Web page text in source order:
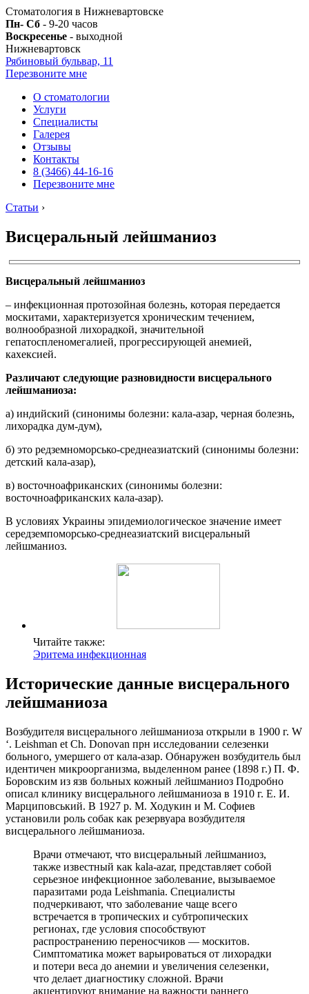
Стоматология в Нижневартовске
Пн- Сб - 9-20 часов
Воскресенье - выходной
Нижневартовск
Рябиновый бульвар, 11
Перезвоните мне
О стоматологии
Услуги
Специалисты
Галерея
Отзывы
Контакты
8 (3466) 44-16-16
Перезвоните мне
Статьи ›
Висцеральный лейшманиоз
Висцеральный лейшманиоз
– инфекционная протозойная болезнь, которая передается
москитами, характеризуется хроническим течением,
волнообразной лихорадкой, значительной
гепатоспленомегалией, прогрессирующей анемией,
кахексией.
Различают следующие разновидности висцерального
лейшманиоза:
а) индийский (синонимы болезни: кала-азар, черная болезнь,
лихорадка дум-дум),
б) это редземноморсько-среднеазиатский (синонимы болезни:
детский кала-азар),
в) восточноафриканских (синонимы болезни:
восточноафриканских кала-азар).
В условиях Украины эпидемиологическое значение имеет
середземпоморсько-среднеазиатский висцеральный
лейшманиоз.
Читайте также:
Эритема инфекционная
Исторические данные висцерального
лейшманиоза
Возбудителя висцерального лейшманиоза открыли в 1900 г. W
‘. Leishman et Ch. Donovan прн исследовании селезенки
больного, умершего от кала-азар. Обнаружен возбудитель был
идентичен микроорганизма, выделенном ранее (1898 г.) П. Ф.
Боровским из язв больных кожный лейшманиоз Подробно
описал клинику висцерального лейшманиоза в 1910 г. Е. И.
Марциповський. В 1927 p. М. Ходукин и М. Софиев
установили роль собак как резервуара возбудителя
висцерального лейшманиоза.
Врачи отмечают, что висцеральный лейшманиоз,
также известный как kala-azar, представляет собой
серьезное инфекционное заболевание, вызываемое
паразитами рода Leishmania. Специалисты
подчеркивают, что заболевание чаще всего
встречается в тропических и субтропических
регионах, где условия способствуют
распространению переносчиков — москитов.
Симптоматика может варьироваться от лихорадки
и потери веса до анемии и увеличения селезенки,
что делает диагностику сложной. Врачи
акцентируют внимание на важности раннего